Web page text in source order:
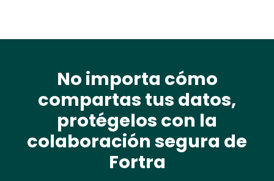
No importa cómo
compartas tus datos,
protégelos con la
colaboración segura de
Fortra